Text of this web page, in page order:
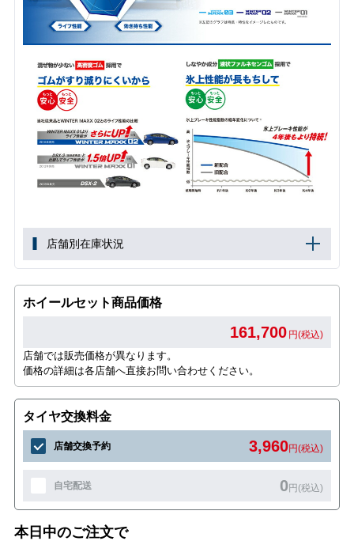
店舗別在庫状況
ホイールセット商品価格
161,700 円(税込)
店舗では販売価格が異なります。
価格の詳細は各店舗へ直接お問い合わせください。
タイヤ交換料金
店舗交換予約 3,960円(税込)
自宅配送 0円(税込)
本日中のご注文で